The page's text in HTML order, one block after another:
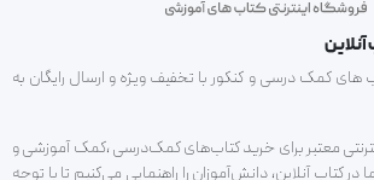
آنلاین
کمک درسی و کنکور با تخفیف ویژه و ارسال رایگان به
معتبر برای خرید کتاب‌های کمک‌درسی ،کمک آموزشی و
در کتاب آنلاین، دانش‌آموزان را راهنمایی می‌کنیم تا با توجه